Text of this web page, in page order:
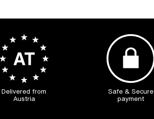
Delivered from
Austria
Safe & Secure
payment